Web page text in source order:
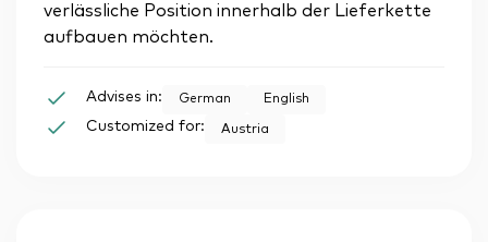
verlässliche Position innerhalb der Lieferkette
aufbauen möchten.
Advises in: German English
Customized for: Austria